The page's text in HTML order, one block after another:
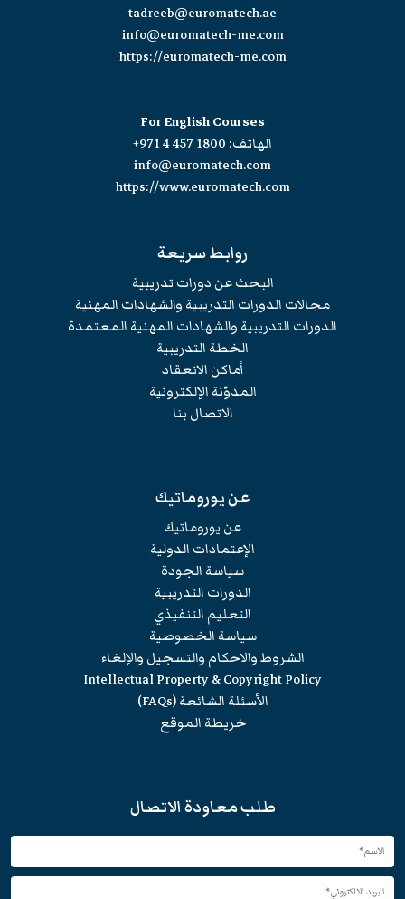
tadreeb@euromatech.ae
info@euromatech-me.com
https://euromatech-me.com
For English Courses
الهاتف: +971 4 457 1800
info@euromatech.com
https://www.euromatech.com
روابط سريعة
البحث عن دورات تدريبية
مجالات الدورات التدريبية والشهادات المهنية
الدورات التدريبية والشهادات المهنية المعتمدة
الخطة التدريبية
أماكن الانعقاد
المدوّنة الإلكترونية
الاتصال بنا
عن يوروماتيك
عن يوروماتيك
الإعتمادات الدولية
سياسة الجودة
الدورات التدريبية
التعليم التنفيذي
سياسة الخصوصية
الشروط والاحكام والتسجيل والإلغاء
Intellectual Property & Copyright Policy
الأسئلة الشائعة (FAQs)
خريطة الموقع
طلب معاودة الاتصال